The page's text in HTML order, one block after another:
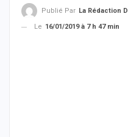
Publié Par La Rédaction De THIEYSENEGAL.com
Le 16/01/2019 à 7 h 47 min